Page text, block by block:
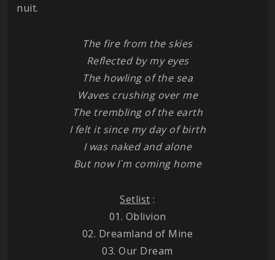
nuit.
The fire from the skies
Reflected by my eyes
The howling of the sea
Waves crushing over me
The trembling of the earth
I felt it since my day of birth
I was naked and alone
But now I´m coming home
Setlist :
01. Oblivion
02. Dreamland of Mine
03. Our Dream